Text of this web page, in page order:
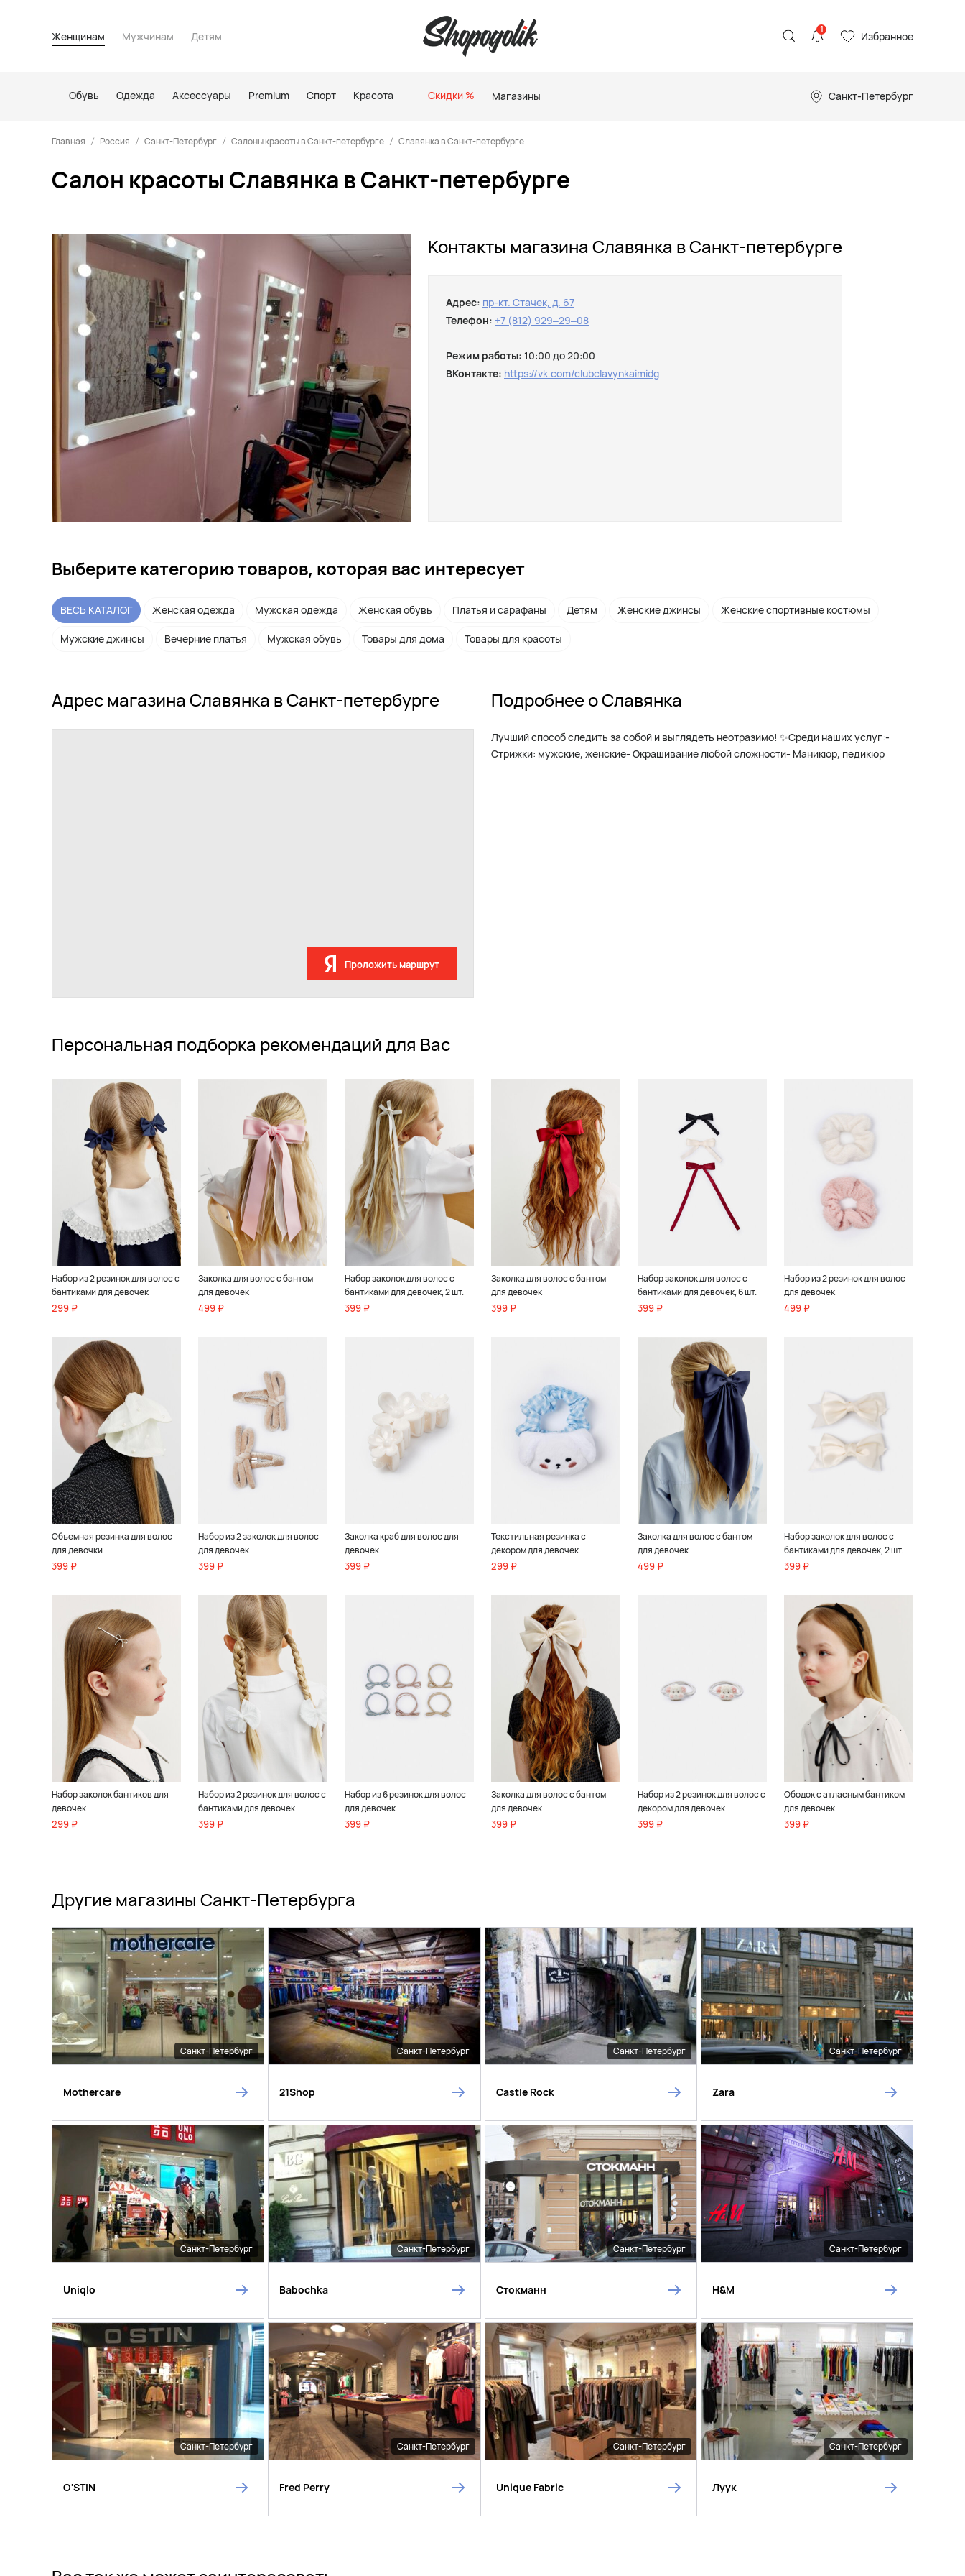
Женщинам Мужчинам Детям
1 Избранное
Обувь Одежда Аксессуары Premium Спорт Красота Скидки % Магазины Санкт-Петербург
Главная Россия Санкт-Петербург Салоны красоты в Санкт-петербурге Славянка в Санкт-петербурге
Салон красоты Славянка в Санкт-петербурге
Контакты магазина Славянка в Санкт-петербурге
Адрес: пр-кт. Стачек, д. 67
Телефон: +7 (812) 929‒29‒08
Режим работы: 10:00 до 20:00
ВКонтакте: https://vk.com/clubclavynkaimidg
Выберите категорию товаров, которая вас интересует
ВЕСЬ КАТАЛОГ Женская одежда Мужская одежда Женская обувь Платья и сарафаны Детям Женские джинсы Женские спортивные костюмы
Мужские джинсы Вечерние платья Мужская обувь Товары для дома Товары для красоты
Адрес магазина Славянка в Санкт-петербурге
Проложить маршрут
Подробнее о Славянка
Лучший способ следить за собой и выглядеть неотразимо! ✨Среди наших услуг:-
Стрижки: мужские, женские- Окрашивание любой сложности- Маникюр, педикюр
Персональная подборка рекомендаций для Вас
Набор из 2 резинок для волос с
бантиками для девочек
299 ₽
Заколка для волос с бантом
для девочек
499 ₽
Набор заколок для волос с
бантиками для девочек, 2 шт.
399 ₽
Заколка для волос с бантом
для девочек
399 ₽
Набор заколок для волос с
бантиками для девочек, 6 шт.
399 ₽
Набор из 2 резинок для волос
для девочек
499 ₽
Объемная резинка для волос
для девочки
399 ₽
Набор из 2 заколок для волос
для девочек
399 ₽
Заколка краб для волос для
девочек
399 ₽
Текстильная резинка с
декором для девочек
299 ₽
Заколка для волос с бантом
для девочек
499 ₽
Набор заколок для волос с
бантиками для девочек, 2 шт.
399 ₽
Набор заколок бантиков для
девочек
299 ₽
Набор из 2 резинок для волос с
бантиками для девочек
399 ₽
Набор из 6 резинок для волос
для девочек
399 ₽
Заколка для волос с бантом
для девочек
399 ₽
Набор из 2 резинок для волос с
декором для девочек
399 ₽
Ободок с атласным бантиком
для девочек
399 ₽
Другие магазины Санкт-Петербурга
Санкт-Петербург
Mothercare
Санкт-Петербург
21Shop
Санкт-Петербург
Castle Rock
Санкт-Петербург
Zara
Санкт-Петербург
Uniqlo
Санкт-Петербург
Babochka
Санкт-Петербург
Стокманн
Санкт-Петербург
H&M
Санкт-Петербург
O'STIN
Санкт-Петербург
Fred Perry
Санкт-Петербург
Unique Fabric
Санкт-Петербург
Луук